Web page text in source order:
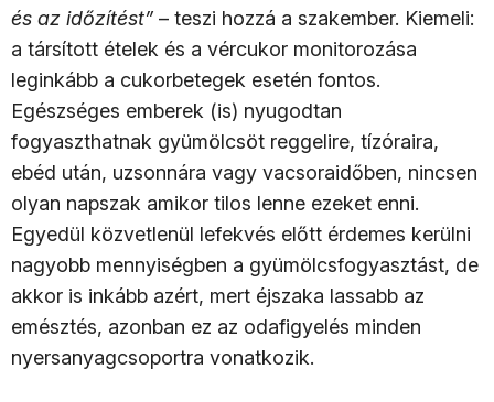
és az időzítést” – teszi hozzá a szakember. Kiemeli:
a társított ételek és a vércukor monitorozása
leginkább a cukorbetegek esetén fontos.
Egészséges emberek (is) nyugodtan
fogyaszthatnak gyümölcsöt reggelire, tízóraira,
ebéd után, uzsonnára vagy vacsoraidőben, nincsen
olyan napszak amikor tilos lenne ezeket enni.
Egyedül közvetlenül lefekvés előtt érdemes kerülni
nagyobb mennyiségben a gyümölcsfogyasztást, de
akkor is inkább azért, mert éjszaka lassabb az
emésztés, azonban ez az odafigyelés minden
nyersanyagcsoportra vonatkozik.